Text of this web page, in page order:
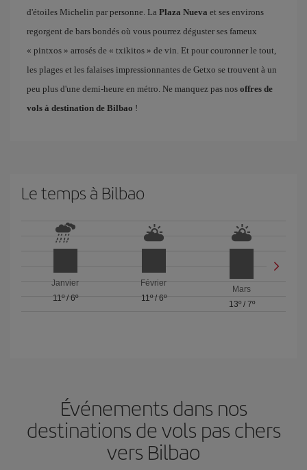
d'étoiles Michelin par personne. La Plaza Nueva et ses environs
regorgent de bars bondés où vous pourrez déguster ses fameux
« pintxos » arrosés de « txikitos » de vin. Et pour couronner le tout,
les plages et les falaises impressionnantes de Getxo se trouvent à un
peu plus d'une demi-heure en métro. Ne manquez pas nos offres de
vols à destination de Bilbao !
Le temps à Bilbao
Janvier
11º/ 6º
Février
11º/ 6º
Mars
13º/ 7º
Événements dans nos
destinations de vols pas chers
vers Bilbao